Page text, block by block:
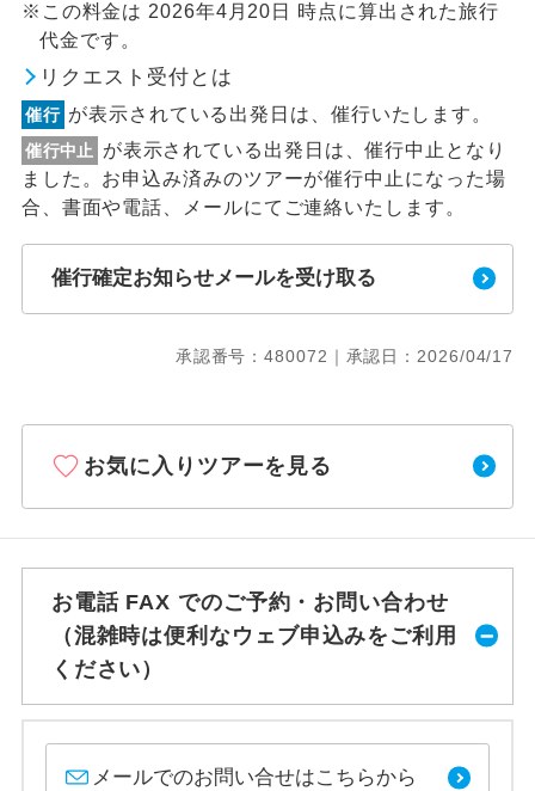
※この料金は 2026年4月20日 時点に算出された旅行
代金です。
リクエスト受付とは
催行 が表示されている出発日は、催行いたします。
催行中止
が表示されている出発日は、催行中止となり
ました。お申込み済みのツアーが催行中止になった場
合、書面や電話、メールにてご連絡いたします。
催行確定お知らせメールを受け取る
承認番号：480072｜承認日：2026/04/17
お気に入りツアーを見る
お電話 FAX でのご予約・お問い合わせ
（混雑時は便利なウェブ申込みをご利用
ください）
メールでのお問い合せはこちらから